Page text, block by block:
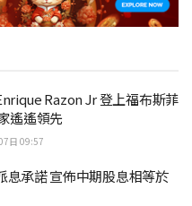
Razon Jr 登上福布斯菲
遙遙領先
日 09:57
息承諾 宣佈中期股息相等於